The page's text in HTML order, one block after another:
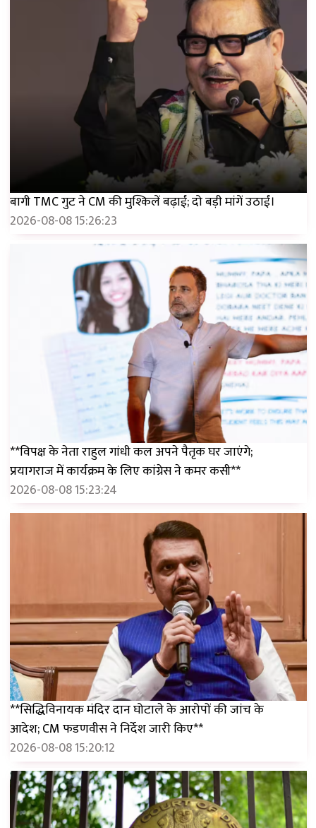
बागी TMC गुट ने CM की मुश्किलें बढ़ाईं; दो बड़ी मांगें उठाईं।
2026-08-08 15:26:23
**विपक्ष के नेता राहुल गांधी कल अपने पैतृक घर जाएंगे;
प्रयागराज में कार्यक्रम के लिए कांग्रेस ने कमर कसी**
2026-08-08 15:23:24
**सिद्धिविनायक मंदिर दान घोटाले के आरोपों की जांच के
आदेश; CM फडणवीस ने निर्देश जारी किए**
2026-08-08 15:20:12